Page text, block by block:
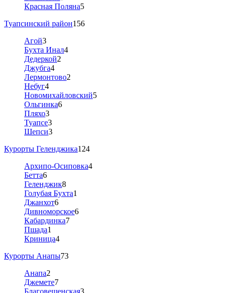
Красная Поляна5
Туапсинский район156
Агой3
Бухта Инал4
Дедеркой2
Джубга4
Лермонтово2
Небуг4
Новомихайловский5
Ольгинка6
Пляхо3
Туапсе3
Шепси3
Курорты Геленджика124
Архипо-Осиповка4
Бетта6
Геленджик8
Голубая Бухта1
Джанхот6
Дивноморское6
Кабардинка7
Пшада1
Криница4
Курорты Анапы73
Анапа2
Джемете7
Благовещенская3